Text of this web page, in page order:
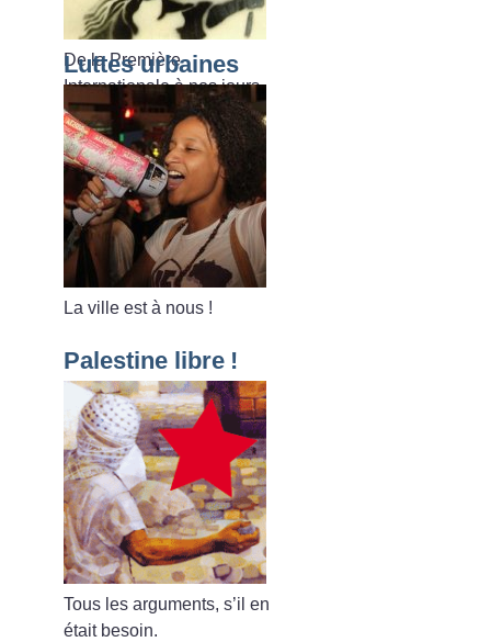
De la Première
Internationale à nos jours.
Luttes urbaines
La ville est à nous !
Palestine libre !
Tous les arguments, s’il en
était besoin.